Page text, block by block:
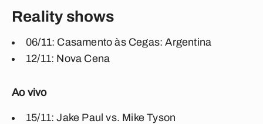
Reality shows
06/11: Casamento às Cegas: Argentina
12/11: Nova Cena
Ao vivo
15/11: Jake Paul vs. Mike Tyson